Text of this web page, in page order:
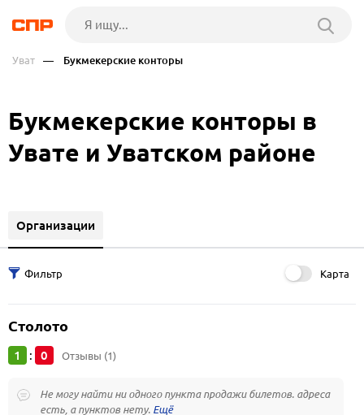
Уват — Букмекерские конторы
Букмекерские конторы в
Увате и Уватском районе
Организации
Карта
Столото
1 : 0 Отзывы (1)
Не могу найти ни одного пункта продажи билетов. адреса
есть, а пунктов нету.